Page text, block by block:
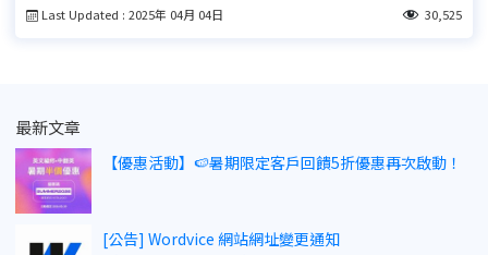
Last Updated : 2025年 04月 04日 30,525
最新文章
【優惠活動】🍉暑期限定客戶回饋5折優惠再次啟動！
[公告] Wordvice 網站網址變更通知